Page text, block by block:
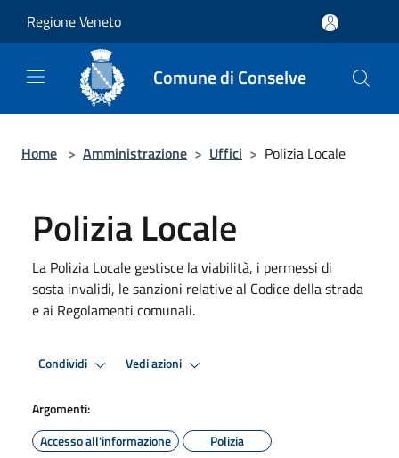
Regione Veneto
Comune di Conselve
Home > Amministrazione > Uffici > Polizia Locale
Polizia Locale
La Polizia Locale gestisce la viabilità, i permessi di
sosta invalidi, le sanzioni relative al Codice della strada
e ai Regolamenti comunali.
Condividi Vedi azioni
Argomenti:
Accesso all'informazione
Polizia